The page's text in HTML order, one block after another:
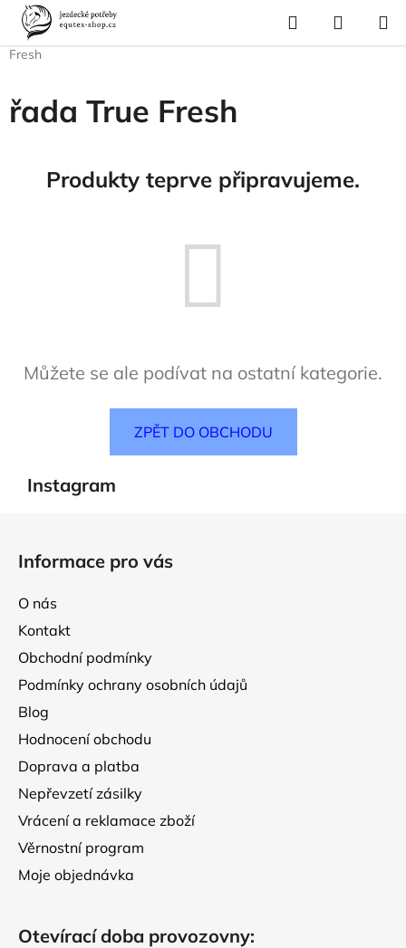
Přejít
obsah
Hledat
KOŠÍK
Domů
Pes a kočka
Fresh
řada True Fresh
Produkty teprve připravujeme.
Můžete se ale podívat na ostatní kategorie.
ZPĚT DO OBCHODU
Instagram
Informace pro vás
O nás
Kontakt
Obchodní podmínky
Podmínky ochrany osobních údajů
Blog
Hodnocení obchodu
Doprava a platba
Nepřevzetí zásilky
Vrácení a reklamace zboží
Věrnostní program
Moje objednávka
Otevírací doba provozovny: